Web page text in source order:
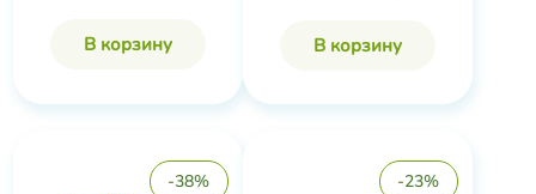
В корзину В корзину
-38% -23%